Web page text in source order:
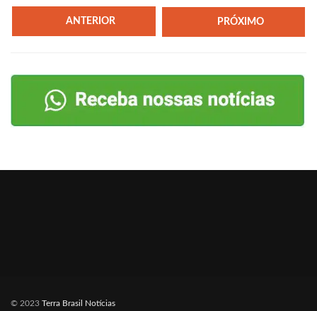
ANTERIOR PRÓXIMO
© 2023 Terra Brasil Notícias